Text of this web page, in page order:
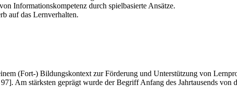
Informationskompetenz durch spielbasierte Ansätze.
auf das Lernverhalten.
(Fort-) Bildungskontext zur Förderung und Unterstützung von
Am stärksten geprägt wurde der Begriff Anfang des Jahrtausends